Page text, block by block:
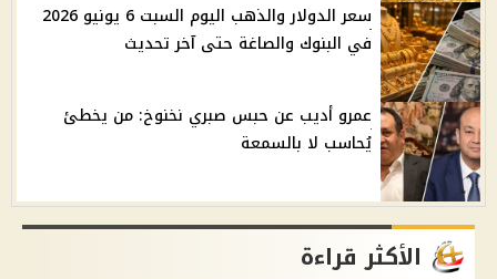
سعر الدولار والذهب اليوم السبت 6 يونيو 2026
في البنوك والصاغة حتى آخر تحديث
عمرو أديب عن حبس صبري نخنوخ: من يخطئ
يُحاسب لا بالسمعة
الأكثر قراءة